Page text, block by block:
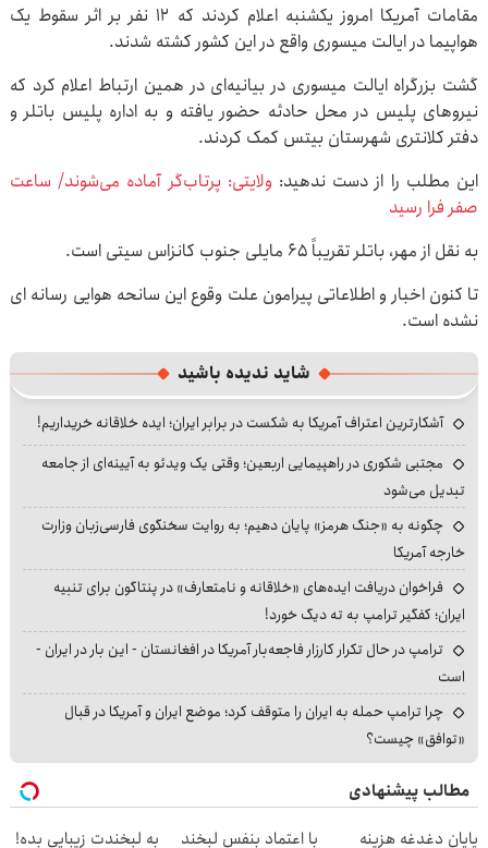
مقامات آمریکا امروز یکشنبه اعلام کردند که ۱۲ نفر بر اثر سقوط یک
هواپیما در ایالت میسوری واقع در این کشور کشته شدند.
گشت بزرگراه ایالت میسوری در بیانیه‌ای در همین ارتباط اعلام کرد که
نیروهای پلیس در محل حادثه حضور یافته و به اداره پلیس باتلر و
دفتر کلانتری شهرستان بیتس کمک کردند.
این مطلب را از دست ندهید: ولایتی: پرتاب‌گر آماده می‌شوند/ ساعت
صفر فرا رسید
به نقل از مهر، باتلر تقریباً ۶۵ مایلی جنوب کانزاس سیتی است.
تا کنون اخبار و اطلاعاتی پیرامون علت وقوع این سانحه هوایی رسانه ای
نشده است.
شاید ندیده باشید
آشکارترین اعتراف آمریکا به شکست در برابر ایران؛ ایده خلاقانه خریداریم!
مجتبی شکوری در راهپیمایی اربعین؛ وقتی یک ویدئو به آیینه‌ای از جامعه
تبدیل می‌شود
چگونه به «جنگ هرمز» پایان دهیم؛ به روایت سخنگوی فارسی‌زبان وزارت
خارجه آمریکا
فراخوان دریافت ایده‌های «خلاقانه و نامتعارف» در پنتاگون برای تنبیه
ایران؛ کفگیر ترامپ به ته دیگ خورد!
ترامپ در حال تکرار کارزار فاجعه‌بار آمریکا در افغانستان - این بار در ایران -
است
چرا ترامپ حمله به ایران را متوقف کرد؛ موضع ایران و آمریکا در قبال
«توافق» چیست؟
مطالب پیشنهادی
پایان دغدغه هزینه
با اعتماد بنفس لبخند
به لبخندت زیبایی بده!